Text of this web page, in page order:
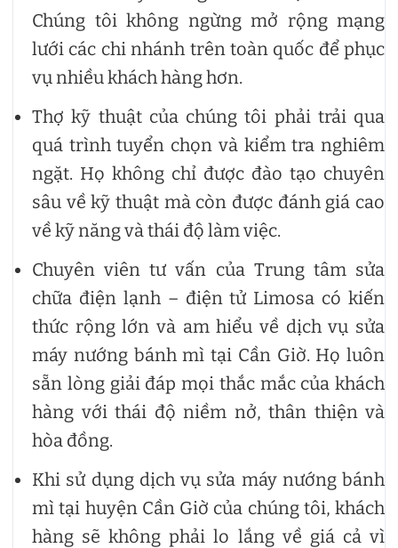
Chúng tôi không ngừng mở rộng mạng
lưới các chi nhánh trên toàn quốc để phục
vụ nhiều khách hàng hơn.
Thợ kỹ thuật của chúng tôi phải trải qua
quá trình tuyển chọn và kiểm tra nghiêm
ngặt. Họ không chỉ được đào tạo chuyên
sâu về kỹ thuật mà còn được đánh giá cao
về kỹ năng và thái độ làm việc.
Chuyên viên tư vấn của Trung tâm sửa
chữa điện lạnh – điện tử Limosa có kiến
thức rộng lớn và am hiểu về dịch vụ sửa
máy nướng bánh mì tại Cần Giờ. Họ luôn
sẵn lòng giải đáp mọi thắc mắc của khách
hàng với thái độ niềm nở, thân thiện và
hòa đồng.
Khi sử dụng dịch vụ sửa máy nướng bánh
mì tại huyện Cần Giờ của chúng tôi, khách
hàng sẽ không phải lo lắng về giá cả vì